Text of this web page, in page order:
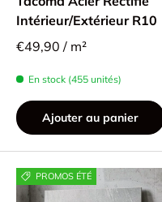
Intérieur/Extérieur R10
€49,90 / m²
En stock (455 unités)
Ajouter au panier
PROMOS ÉTÉ